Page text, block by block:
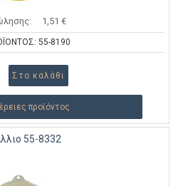
1,51 €
55-8190
προϊόντος
55-8332